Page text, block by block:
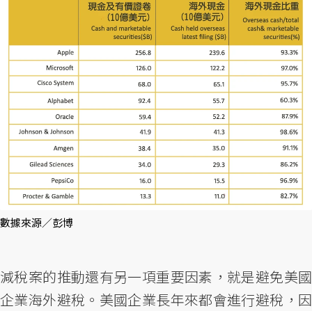
數據來源／彭博
減稅案的推動還有另一項重要因素，就是避免美國
企業海外避稅。美國企業長年來都會進行避稅，因